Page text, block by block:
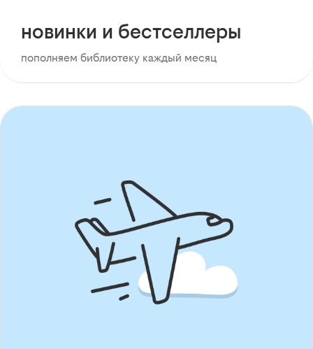
новинки и бестселлеры
пополняем библиотеку каждый месяц